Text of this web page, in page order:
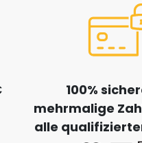
100%
mehrmalige
alle